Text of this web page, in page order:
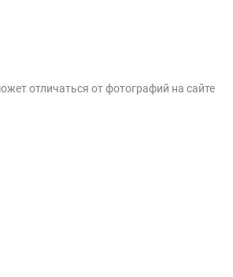
отличаться от фотографий на сайте